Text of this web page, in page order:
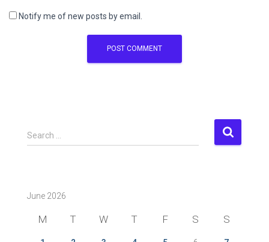
Notify me of new posts by email.
S
e
h
Search …
June 2026
M T W T F S S